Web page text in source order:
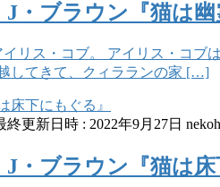
J・ブラウン『猫は幽
リス・コブ。 アイリス・コブ
してきて、クィラランの家 […]
終更新日時 : 2022年9月27日
J・ブラウン『猫は床